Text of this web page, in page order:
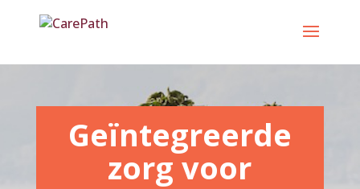
Geïntegreerde
zorg voor